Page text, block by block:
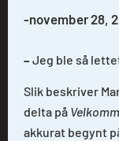
-november 28,
–Jeg ble så
Slik beskriver
delta på
akkurat begynt